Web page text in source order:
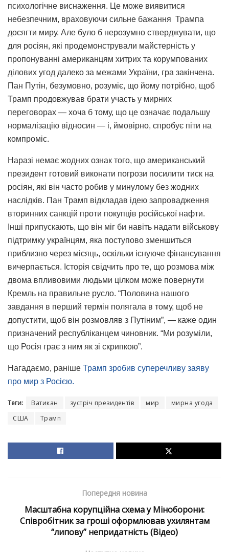
психологічне виснаження. Це може виявитися
небезпечним, враховуючи сильне бажання Трампа
досягти миру. Але було б нерозумно стверджувати, що
для росіян, які продемонстрували майстерність у
пропонуванні американцям хитрих та корумпованих
ділових угод далеко за межами України, гра закінчена.
Пан Путін, безумовно, розуміє, що йому потрібно, щоб
Трамп продовжував брати участь у мирних
переговорах — хоча б тому, що це означає подальшу
нормалізацію відносин — і, ймовірно, спробує піти на
компроміс.
Наразі немає жодних ознак того, що американський
президент готовий виконати погрози посилити тиск на
росіян, які він часто робив у минулому без жодних
наслідків. Пан Трамп відкладав ідею запровадження
вторинних санкцій проти покупців російської нафти.
Інші припускають, що він міг би навіть надати військову
підтримку українцям, яка поступово зменшиться
приблизно через місяць, оскільки існуюче фінансування
вичерпається. Історія свідчить про те, що розмова між
двома впливовими людьми цілком може повернути
Кремль на правильне русло. “Половина нашого
завдання в перший термін полягала в тому, щоб не
допустити, щоб він розмовляв з Путіним”, — каже один
призначений республіканцем чиновник. “Ми розуміли,
що Росія грає з ним як зі скрипкою”.
Нагадаємо, раніше Трамп зробив суперечливу заяву
про мир з Росією.
Теги: Ватикан зустріч президентів мир
мирна угода
США
Трамп
Попередня новина
Масштабна корупційна схема у Міноборони:
Співробітник за гроші оформлював ухилянтам
“липову” непридатність (Відео)